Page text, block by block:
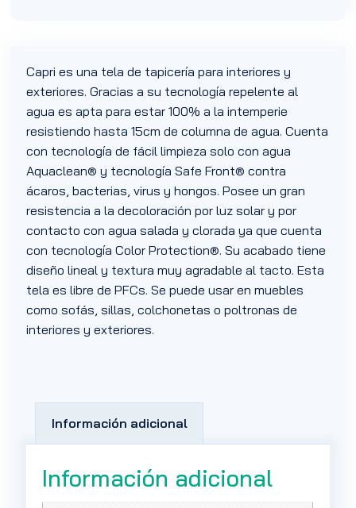
Capri es una tela de tapicería para interiores y
exteriores. Gracias a su tecnología repelente al
agua es apta para estar 100% a la intemperie
resistiendo hasta 15cm de columna de agua. Cuenta
con tecnología de fácil limpieza solo con agua
Aquaclean® y tecnología Safe Front® contra
ácaros, bacterias, virus y hongos. Posee un gran
resistencia a la decoloración por luz solar y por
contacto con agua salada y clorada ya que cuenta
con tecnología Color Protection®. Su acabado tiene
diseño lineal y textura muy agradable al tacto. Esta
tela es libre de PFCs. Se puede usar en muebles
como sofás, sillas, colchonetas o poltronas de
interiores y exteriores.
Información adicional
Información adicional